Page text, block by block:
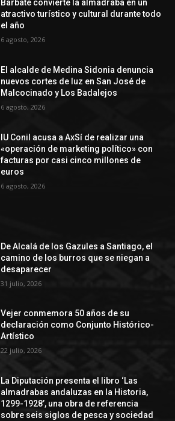
Barbate convierte la almadraba en un
atractivo turístico y cultural durante todo
el año
6 agosto, 2026
El alcalde de Medina Sidonia denuncia
nuevos cortes de luz en San José de
Malcocinado y Los Badalejos
6 agosto, 2026
IU Conil acusa a AxSí de realizar una
«operación de marketing político» con
facturas por casi cinco millones de
euros
6 agosto, 2026
De Alcalá de los Gazules a Santiago, el
camino de los burros que se niegan a
desaparecer
31 julio, 2026
Vejer conmemora 50 años de su
declaración como Conjunto Histórico-
Artístico
22 julio, 2026
La Diputación presenta el libro ‘Las
almadrabas andaluzas en la Historia,
1299-1928’, una obra de referencia
sobre seis siglos de pesca y sociedad